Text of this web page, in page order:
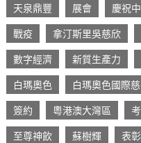
天泉鼎豐
展會 慶祝
戰疫
拿汀斯里吳慈欣
數字經濟
新質生產力
白瑪奧色
白瑪奧色國際
簽約
粵港澳大灣區
至尊神飲
蘇樹輝 表彰